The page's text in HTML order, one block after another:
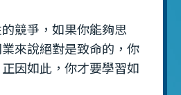
競爭，如果你能夠思
來說絕對是致命的，你
因如此，你才要學習如